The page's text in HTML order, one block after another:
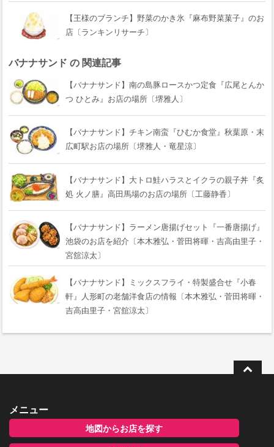
【王様のブランチ】野菜のかき氷『麻布野菜菓子』のお
店〔ランキンリサーチ〕
バナナサンド の 関連記事
【バナナサンド】南の島豚ロースかつ定食『広尾とんか
つ ひとみ』お店の場所〔堺雅人〕
【バナナサンド】チキン南蛮『ひむか食堂』秋葉原・末
広町駅お店の場所〔堺雅人・竜星涼〕
【バナナサンド】大トロ鮭ハラスとイクラの親子丼『炙
処 火ノ膳』高田馬場のお店の場所〔工藤静香〕
【バナナサンド】ラーメン唐揚げセット『一番唐揚げ』
池袋のお店を紹介〔本木雅弘・菅田将暉・吉高由里子・
宮舘涼太〕
【バナナサンド】ミックスフライ・特製盛合せ『小春
軒』人形町の老舗洋食店の情報〔本木雅弘・菅田将暉・
吉高由里子・宮舘涼太〕
メニュー
地図からお店を探す